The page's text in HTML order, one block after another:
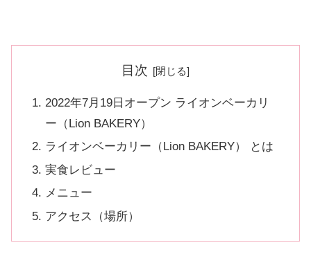
目次
2022年7月19日オープン ライオンベーカリ
ー（Lion BAKERY）
ライオンベーカリー（Lion BAKERY） とは
実食レビュー
メニュー
アクセス（場所）